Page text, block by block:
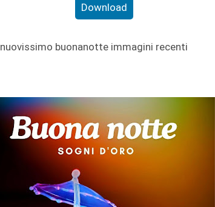
Download
nuovissimo buonanotte immagini recenti